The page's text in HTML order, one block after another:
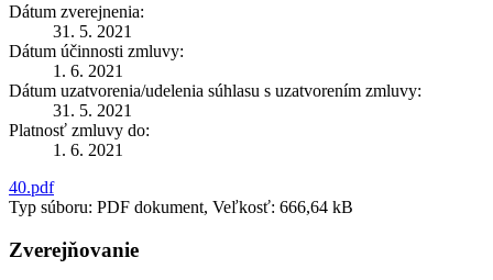
Dátum zverejnenia:
31. 5. 2021
Dátum účinnosti zmluvy:
1. 6. 2021
Dátum uzatvorenia/udelenia súhlasu s uzatvorením zmluvy:
31. 5. 2021
Platnosť zmluvy do:
1. 6. 2021
40.pdf
Typ súboru: PDF dokument, Veľkosť: 666,64 kB
Zverejňovanie